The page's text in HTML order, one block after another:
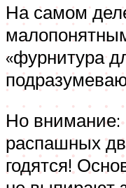
На самом
«фурнитура
Но внимание:
распашных
годятся!